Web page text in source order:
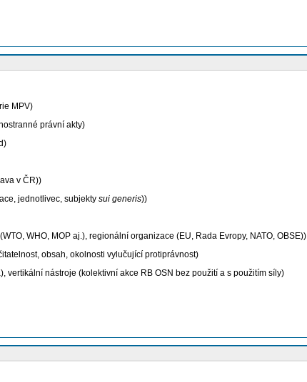
MPV)
právní akty)
v ČR))
jednotlivec, subjekty sui generis))
WHO, MOP aj.), regionální organizace (EU, Rada Evropy, NATO, OBSE))
obsah, okolnosti vylučující protiprávnost)
vertikální nástroje (kolektivní akce RB OSN bez použití a s použitím síly)